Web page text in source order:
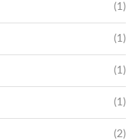
(1)
(1)
(1)
(1)
(2)